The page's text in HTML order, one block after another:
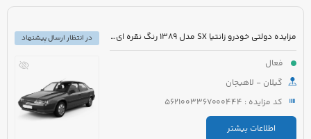
مزایده دولتی خودرو زانتیا SX مدل 1389 رنگ نقره ای متالیک
فعال
گیلان - لاهیجان
کد مزایده : 5621003367000444
اطلاعات بیشتر
در انتظار ارسال پیشنهاد